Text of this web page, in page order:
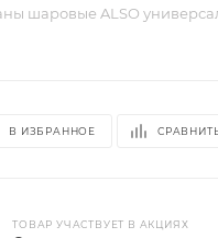
шаровые ALSO
В ИЗБРАННОЕ
ТОВАР УЧАСТВУЕТ В АКЦИЯХ